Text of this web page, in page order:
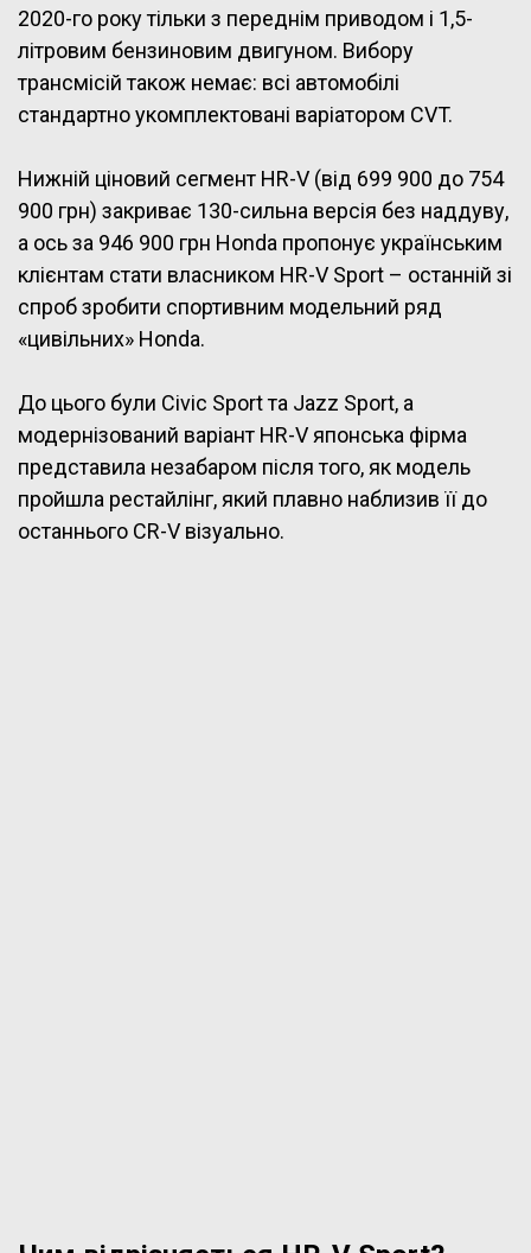
2020-го року тільки з переднім приводом і 1,5-
літровим бензиновим двигуном. Вибору
трансмісій також немає: всі автомобілі
стандартно укомплектовані варіатором CVT.
Нижній ціновий сегмент HR-V (від 699 900 до 754
900 грн) закриває 130-сильна версія без наддуву,
а ось за 946 900 грн Honda пропонує українським
клієнтам стати власником HR-V Sport – останній зі
спроб зробити спортивним модельний ряд
«цивільних» Honda.
До цього були Civic Sport та Jazz Sport, а
модернізований варіант HR-V японська фірма
представила незабаром після того, як модель
пройшла рестайлінг, який плавно наблизив її до
останнього CR-V візуально.